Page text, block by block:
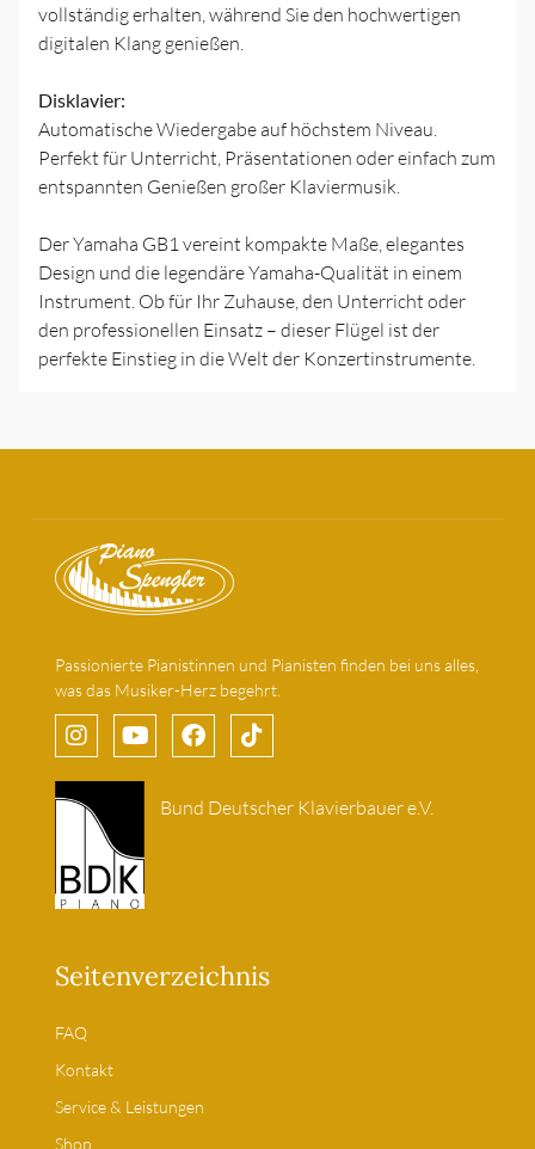
vollständig erhalten, während Sie den hochwertigen
digitalen Klang genießen.
Disklavier:
Automatische Wiedergabe auf höchstem Niveau.
Perfekt für Unterricht, Präsentationen oder einfach zum
entspannten Genießen großer Klaviermusik.
Der Yamaha GB1 vereint kompakte Maße, elegantes
Design und die legendäre Yamaha-Qualität in einem
Instrument. Ob für Ihr Zuhause, den Unterricht oder
den professionellen Einsatz – dieser Flügel ist der
perfekte Einstieg in die Welt der Konzertinstrumente.
Passionierte Pianistinnen und Pianisten finden bei uns alles,
was das Musiker-Herz begehrt.
Bund Deutscher Klavierbauer e.V.
Seitenverzeichnis
FAQ
Kontakt
Service & Leistungen
Shop